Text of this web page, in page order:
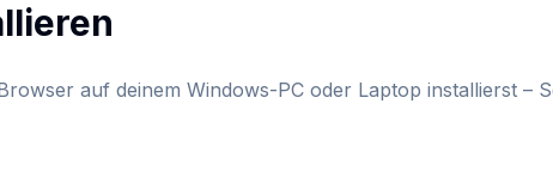
auf deinem Windows-PC oder Laptop installierst –